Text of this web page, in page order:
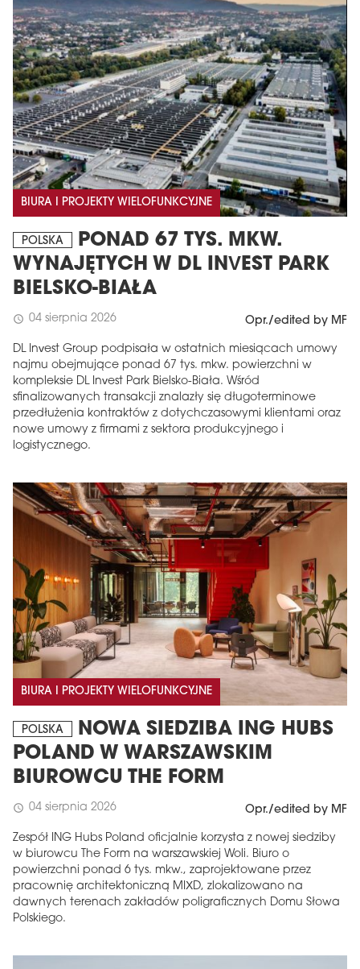
BIURA I PROJEKTY WIELOFUNKCYJNE
POLSKA
PONAD 67 TYS. MKW.
WYNAJĘTYCH W DL INVEST PARK
BIELSKO-BIAŁA
schedule 04 sierpnia 2026 Opr./edited by MF
DL Invest Group podpisała w ostatnich miesiącach umowy
najmu obejmujące ponad 67 tys. mkw. powierzchni w
kompleksie DL Invest Park Bielsko-Biała. Wśród
sfinalizowanych transakcji znalazły się długoterminowe
przedłużenia kontraktów z dotychczasowymi klientami oraz
nowe umowy z firmami z sektora produkcyjnego i
logistycznego.
BIURA I PROJEKTY WIELOFUNKCYJNE
POLSKA
NOWA SIEDZIBA ING HUBS
POLAND W WARSZAWSKIM
BIUROWCU THE FORM
schedule 04 sierpnia 2026 Opr./edited by MF
Zespół ING Hubs Poland oficjalnie korzysta z nowej siedziby
w biurowcu The Form na warszawskiej Woli. Biuro o
powierzchni ponad 6 tys. mkw., zaprojektowane przez
pracownię architektoniczną MIXD, zlokalizowano na
dawnych terenach zakładów poligraficznych Domu Słowa
Polskiego.